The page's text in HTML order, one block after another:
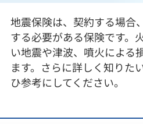
地震保険は、契約する場合
する必要がある保険です。
い地震や津波、噴火による
ます。さらに詳しく知りた
ひ参考にしてください。